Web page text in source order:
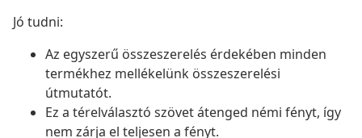
Jó tudni:
Az egyszerű összeszerelés érdekében minden
termékhez mellékelünk összeszerelési
útmutatót.
Ez a térelválasztó szövet átenged némi fényt, így
nem zárja el teljesen a fényt.